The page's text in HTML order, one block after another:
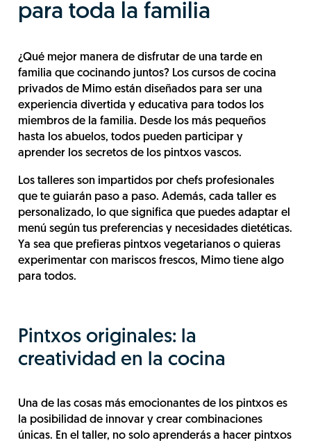
para toda la familia
¿Qué mejor manera de disfrutar de una tarde en
familia que cocinando juntos? Los cursos de cocina
privados de Mimo están diseñados para ser una
experiencia divertida y educativa para todos los
miembros de la familia. Desde los más pequeños
hasta los abuelos, todos pueden participar y
aprender los secretos de los pintxos vascos.
Los talleres son impartidos por chefs profesionales
que te guiarán paso a paso. Además, cada taller es
personalizado, lo que significa que puedes adaptar el
menú según tus preferencias y necesidades dietéticas.
Ya sea que prefieras pintxos vegetarianos o quieras
experimentar con mariscos frescos, Mimo tiene algo
para todos.
Pintxos originales: la
creatividad en la cocina
Una de las cosas más emocionantes de los pintxos es
la posibilidad de innovar y crear combinaciones
únicas. En el taller, no solo aprenderás a hacer pintxos